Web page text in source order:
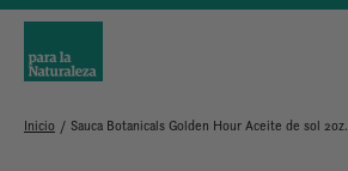
Inicio / Sauca Botanicals Golden Hour Aceite de sol 2oz.